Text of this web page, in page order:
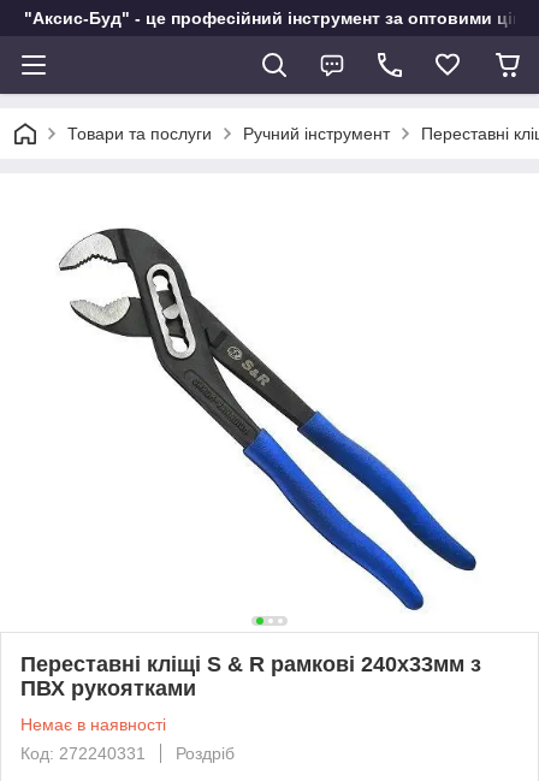
"Аксис-Буд" - це професійний інструмент за оптовими
Товари та послуги Ручний інструмент Переставні
Переставні кліщі S & R рамкові 240х33мм з
ПВХ рукоятками
Немає в наявності
Код: 272240331
Роздріб